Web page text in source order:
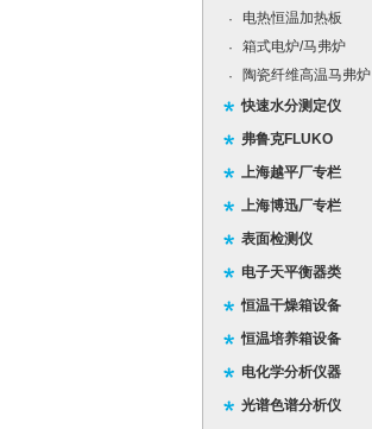
·
电热恒温加热板
·
箱式电炉/马弗炉
·
陶瓷纤维高温马弗炉
快速水分测定仪
弗鲁克FLUKO
上海越平厂专栏
上海博迅厂专栏
表面检测仪
电子天平衡器类
恒温干燥箱设备
恒温培养箱设备
电化学分析仪器
光谱色谱分析仪